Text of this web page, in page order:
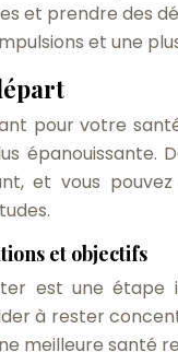
et prendre des
et une
pour votre
épanouissante.
et vous
et objectifs
est une étape
à rester
meilleure santé